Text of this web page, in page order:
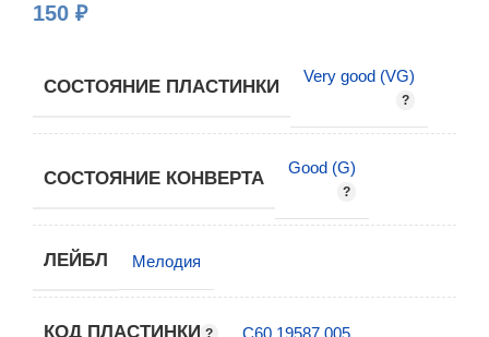
150 ₽
СОСТОЯНИЕ ПЛАСТИНКИ
Very good (VG)
СОСТОЯНИЕ КОНВЕРТА
Good (G)
ЛЕЙБЛ Мелодия
КОД ПЛАСТИНКИ С60 19587 005